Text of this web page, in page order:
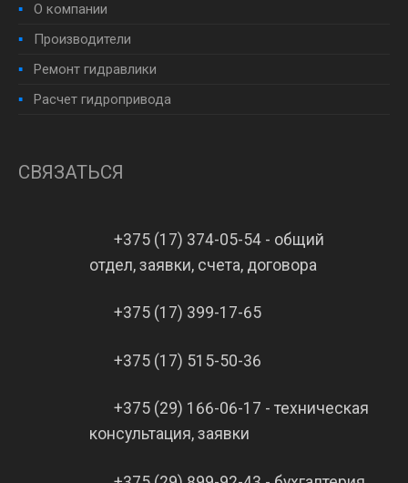
О компании
Производители
Ремонт гидравлики
Расчет гидропривода
СВЯЗАТЬСЯ
+375 (17) 374-05-54 - общий
отдел, заявки, счета, договора
+375 (17) 399-17-65
+375 (17) 515-50-36
+375 (29) 166-06-17 - техническая
консультация, заявки